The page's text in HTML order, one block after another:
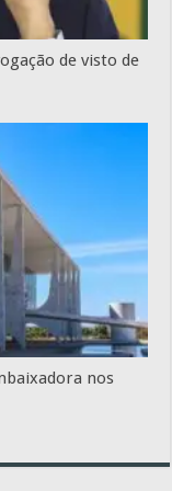
de visto de
nos